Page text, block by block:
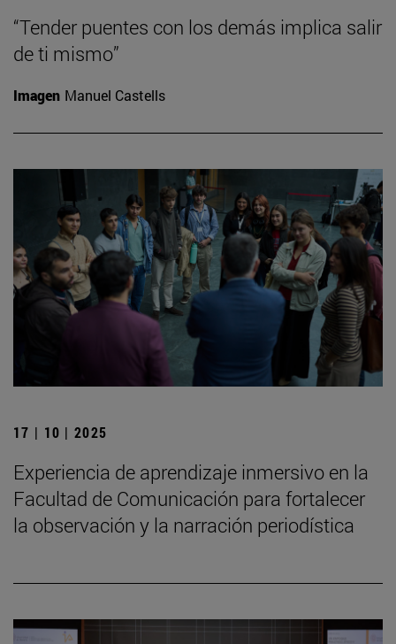
“Tender puentes con los demás implica salir
de ti mismo”
Imagen Manuel Castells
17 | 10 | 2025
Experiencia de aprendizaje inmersivo en la
Facultad de Comunicación para fortalecer
la observación y la narración periodística